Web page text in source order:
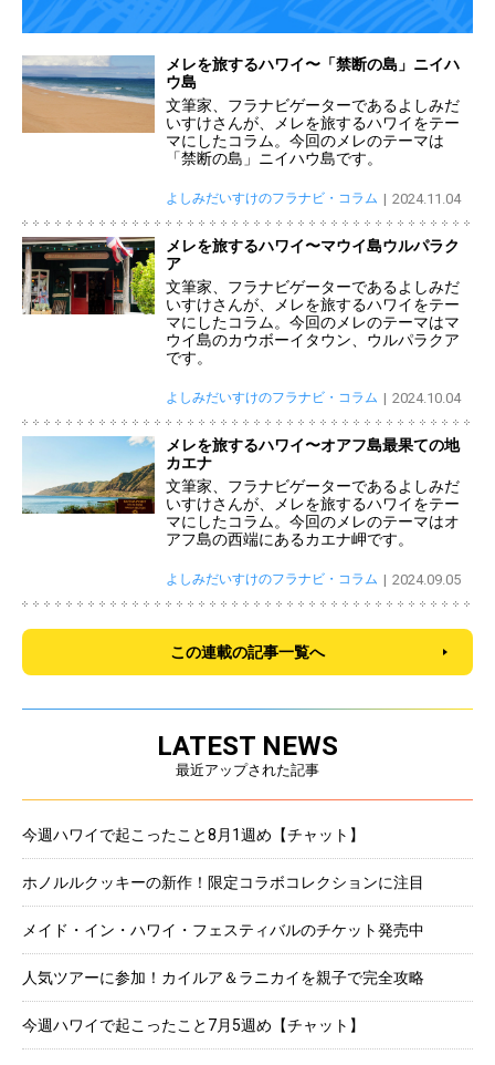
メレを旅するハワイ〜「禁断の島」ニイハ
ウ島
文筆家、フラナビゲーターであるよしみだ
いすけさんが、メレを旅するハワイをテー
マにしたコラム。今回のメレのテーマは
「禁断の島」ニイハウ島です。
よしみだいすけのフラナビ・コラム 2024.11.04
メレを旅するハワイ〜マウイ島ウルパラク
ア
文筆家、フラナビゲーターであるよしみだ
いすけさんが、メレを旅するハワイをテー
マにしたコラム。今回のメレのテーマはマ
ウイ島のカウボーイタウン、ウルパラクア
です。
よしみだいすけのフラナビ・コラム 2024.10.04
メレを旅するハワイ〜オアフ島最果ての地
カエナ
文筆家、フラナビゲーターであるよしみだ
いすけさんが、メレを旅するハワイをテー
マにしたコラム。今回のメレのテーマはオ
アフ島の西端にあるカエナ岬です。
よしみだいすけのフラナビ・コラム 2024.09.05
この連載の記事一覧へ
LATEST NEWS
最近アップされた記事
今週ハワイで起こったこと8月1週め【チャット】
ホノルルクッキーの新作！限定コラボコレクションに注目
メイド・イン・ハワイ・フェスティバルのチケット発売中
人気ツアーに参加！カイルア＆ラニカイを親子で完全攻略
今週ハワイで起こったこと7月5週め【チャット】